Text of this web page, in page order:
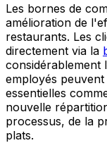
Les bornes de
amélioration de
restaurants. Les
directement via la
considérablement
employés
essentielles
nouvelle
processus, de la
plats.